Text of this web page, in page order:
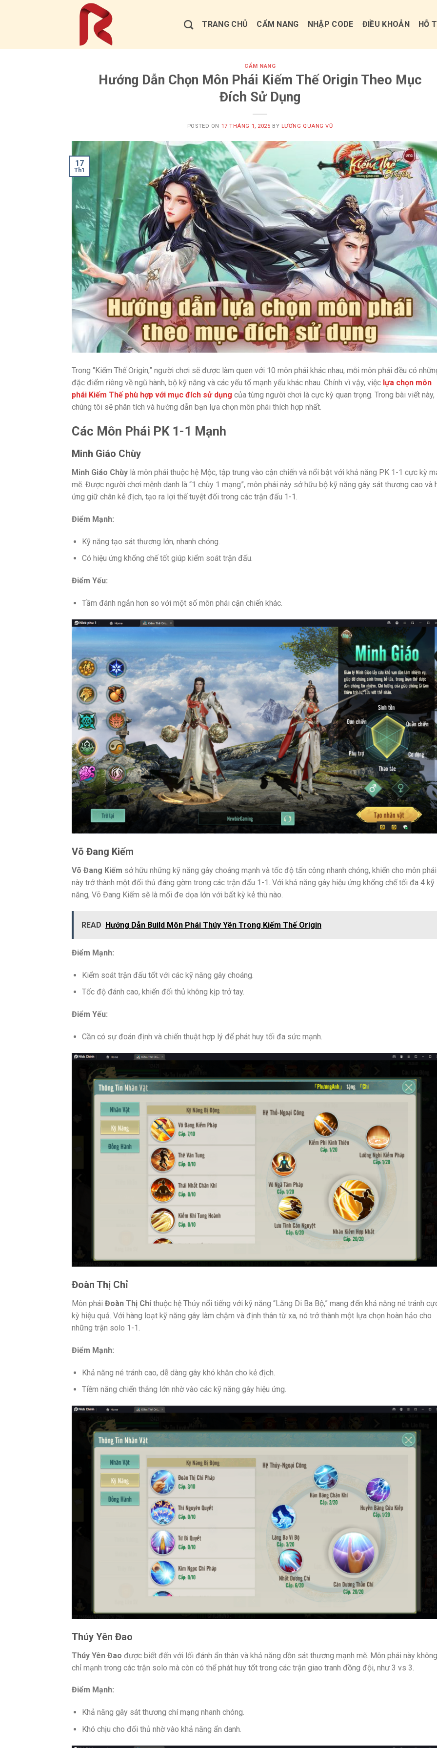
TRANG CHỦ CẨM NANG NHẬP CODE ĐIỀU KHOẢN HỖ
CẨM NANG
Hướng Dẫn Chọn Môn Phái Kiếm Thế Origin Theo Mục
Đích Sử Dụng
POSTED ON 17 THÁNG 1, 2025 BY LƯƠNG QUANG VŨ
17
Th1
Trong “Kiếm Thế Origin,” người chơi sẽ được làm quen với 10 môn phái khác nhau, mỗi môn phái đều có
đặc điểm riêng về ngũ hành, bộ kỹ năng và các yếu tố mạnh yếu khác nhau. Chính vì vậy, việc lựa chọn môn
phái Kiếm Thế phù hợp với mục đích sử dụng của từng người chơi là cực kỳ quan trọng. Trong bài viết này,
chúng tôi sẽ phân tích và hướng dẫn bạn lựa chọn môn phái thích hợp nhất.
Các Môn Phái PK 1-1 Mạnh
Minh Giáo Chùy
Minh Giáo Chùy là môn phái thuộc hệ Mộc, tập trung vào cận chiến và nổi bật với khả năng PK 1-1 cực kỳ
mẽ. Được người chơi mệnh danh là “1 chùy 1 mạng”, môn phái này sở hữu bộ kỹ năng gây sát thương cao và
ứng giữ chân kẻ địch, tạo ra lợi thế tuyệt đối trong các trận đấu 1-1.
Điểm Mạnh:
Kỹ năng tạo sát thương lớn, nhanh chóng.
Có hiệu ứng khống chế tốt giúp kiểm soát trận đấu.
Điểm Yếu:
Tầm đánh ngắn hơn so với một số môn phái cận chiến khác.
Võ Đang Kiếm
Võ Đang Kiếm sở hữu những kỹ năng gây choáng mạnh và tốc độ tấn công nhanh chóng, khiến cho môn phái
này trở thành một đối thủ đáng gờm trong các trận đấu 1-1. Với khả năng gây hiệu ứng khống chế tối đa 4 kỹ
năng, Võ Đang Kiếm sẽ là mối đe dọa lớn với bất kỳ kẻ thù nào.
READ Hướng Dẫn Build Môn Phái Thúy Yên Trong Kiếm Thế Origin
Điểm Mạnh:
Kiểm soát trận đấu tốt với các kỹ năng gây choáng.
Tốc độ đánh cao, khiến đối thủ không kịp trở tay.
Điểm Yếu:
Cần có sự đoán định và chiến thuật hợp lý để phát huy tối đa sức mạnh.
Đoàn Thị Chỉ
Môn phái Đoàn Thị Chỉ thuộc hệ Thủy nổi tiếng với kỹ năng “Lăng Di Ba Bộ,” mang đến khả năng né tránh
kỳ hiệu quả. Với hàng loạt kỹ năng gây làm chậm và định thân từ xa, nó trở thành một lựa chọn hoàn hảo cho
những trận solo 1-1.
Điểm Mạnh:
Khả năng né tránh cao, dễ dàng gây khó khăn cho kẻ địch.
Tiềm năng chiến thắng lớn nhờ vào các kỹ năng gây hiệu ứng.
Thúy Yên Đao
Thúy Yên Đao được biết đến với lối đánh ẩn thân và khả năng dồn sát thương mạnh mẽ. Môn phái này không
chỉ mạnh trong các trận solo mà còn có thể phát huy tốt trong các trận giao tranh đồng đội, như 3 vs 3.
Điểm Mạnh:
Khả năng gây sát thương chí mạng nhanh chóng.
Khó chịu cho đối thủ nhờ vào khả năng ẩn danh.